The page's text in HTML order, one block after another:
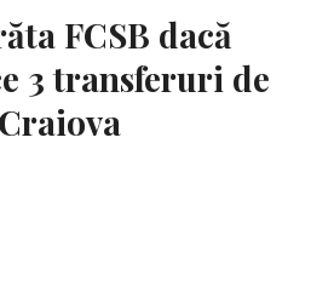
FCSB dacă
3 transferuri de